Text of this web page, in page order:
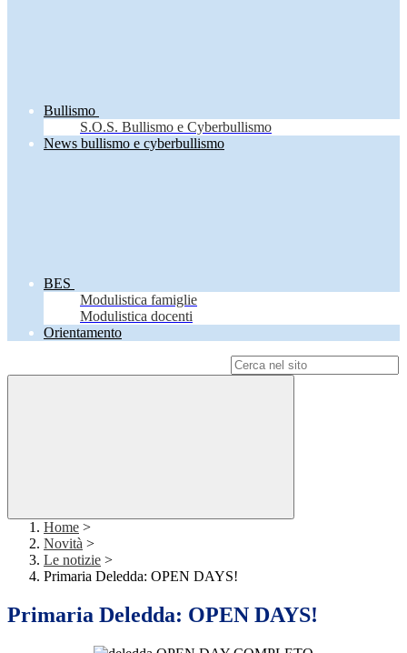
Bullismo
S.O.S. Bullismo e Cyberbullismo
News bullismo e cyberbullismo
BES
Modulistica famiglie
Modulistica docenti
Orientamento
Home >
Novità >
Le notizie >
Primaria Deledda: OPEN DAYS!
Primaria Deledda: OPEN DAYS!